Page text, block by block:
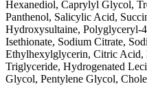
Hexanediol, Caprylyl Glycol,
Panthenol, Salicylic Acid,
Hydroxysultaine, Polyglyceryl-
Isethionate, Sodium Citrate,
Ethylhexylglycerin, Citric Acid,
Triglyceride, Hydrogenated
Glycol, Pentylene Glycol,